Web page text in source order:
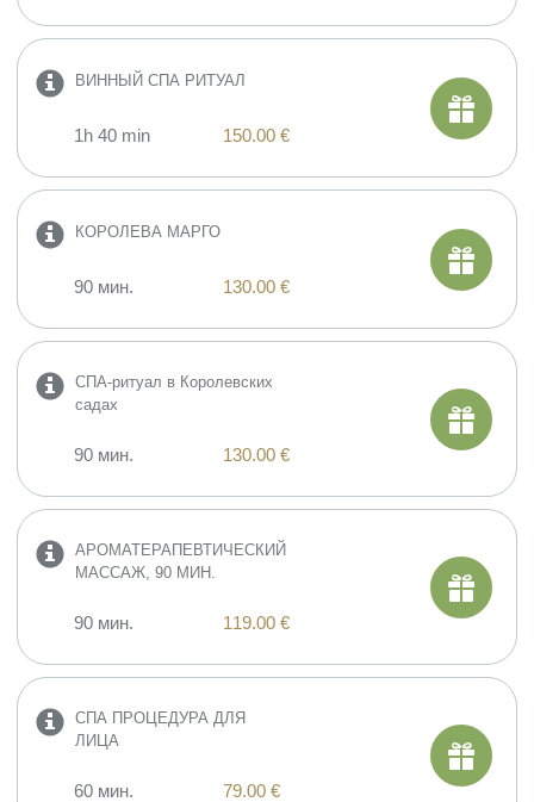
ВИННЫЙ СПА РИТУАЛ
1h 40 min 150.00 €
КОРОЛЕВА МАРГО
90 мин. 130.00 €
СПА-ритуал в Королевских
садах
90 мин. 130.00 €
АРОМАТЕРАПЕВТИЧЕСКИЙ
МАССАЖ, 90 МИН.
90 мин. 119.00 €
СПА ПРОЦЕДУРА ДЛЯ
ЛИЦА
60 мин. 79.00 €